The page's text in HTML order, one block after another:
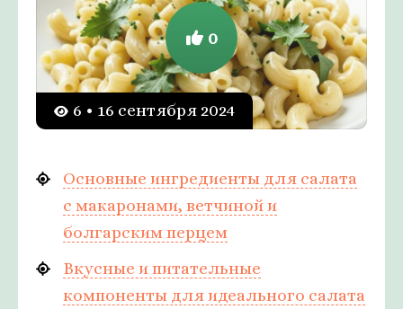
6 • 16 сентября 2024
0
Основные ингредиенты для салата
с макаронами, ветчиной и
болгарским перцем
Вкусные и питательные
компоненты для идеального салата